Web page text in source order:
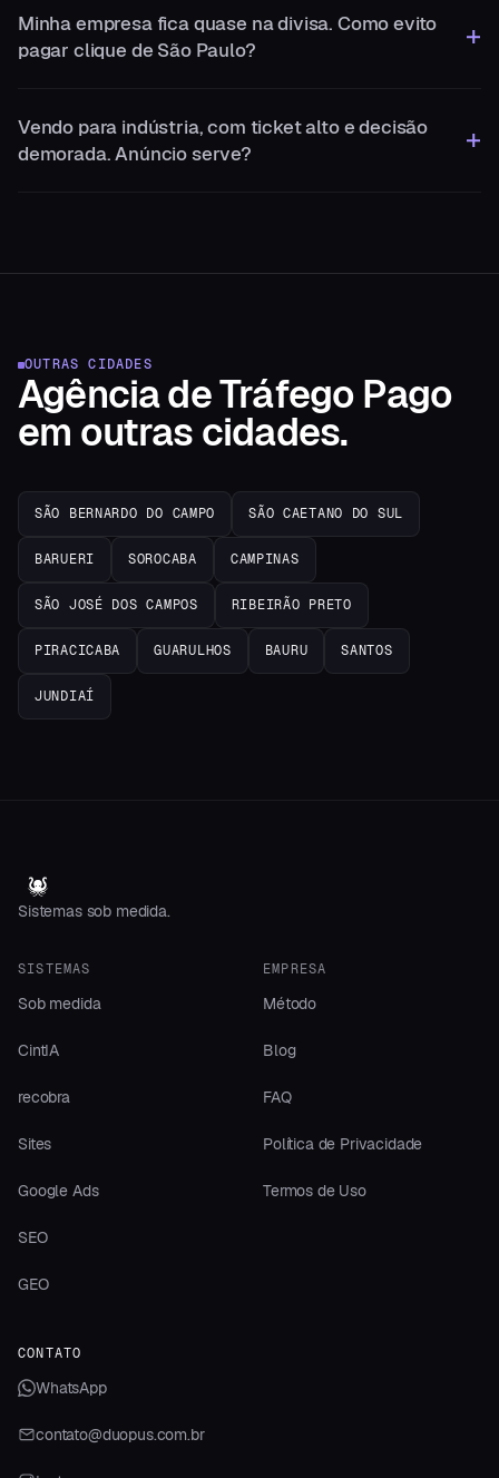
Minha empresa fica quase na divisa. Como evito
pagar clique de São Paulo?
Vendo para indústria, com ticket alto e decisão
demorada. Anúncio serve?
OUTRAS CIDADES
Agência de Tráfego Pago
em outras cidades.
SÃO BERNARDO DO CAMPO SÃO CAETANO DO SUL
BARUERI SOROCABA CAMPINAS
SÃO JOSÉ DOS CAMPOS RIBEIRÃO PRETO
PIRACICABA GUARULHOS BAURU SANTOS
JUNDIAÍ
Sistemas sob medida.
SISTEMAS
Sob medida
CintIA
recobra
Sites
Google Ads
SEO
GEO
EMPRESA
Método
Blog
FAQ
Política de Privacidade
Termos de Uso
CONTATO
WhatsApp
contato@duopus.com.br